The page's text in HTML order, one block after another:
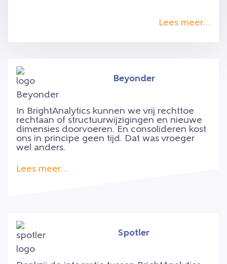
Lees meer…
Beyonder
In BrightAnalytics kunnen we vrij rechttoe
rechtaan of structuurwijzigingen en nieuwe
dimensies doorvoeren. En consolideren kost
ons in principe geen tijd. Dat was vroeger
wel anders.
Lees meer…
Spotler